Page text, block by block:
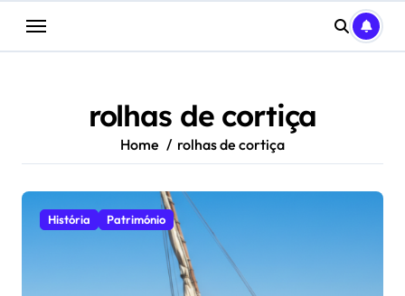
rolhas de cortiça
Home rolhas de cortiça
História Património